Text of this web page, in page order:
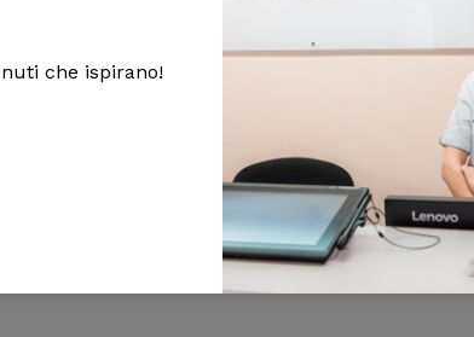
che ispirano!